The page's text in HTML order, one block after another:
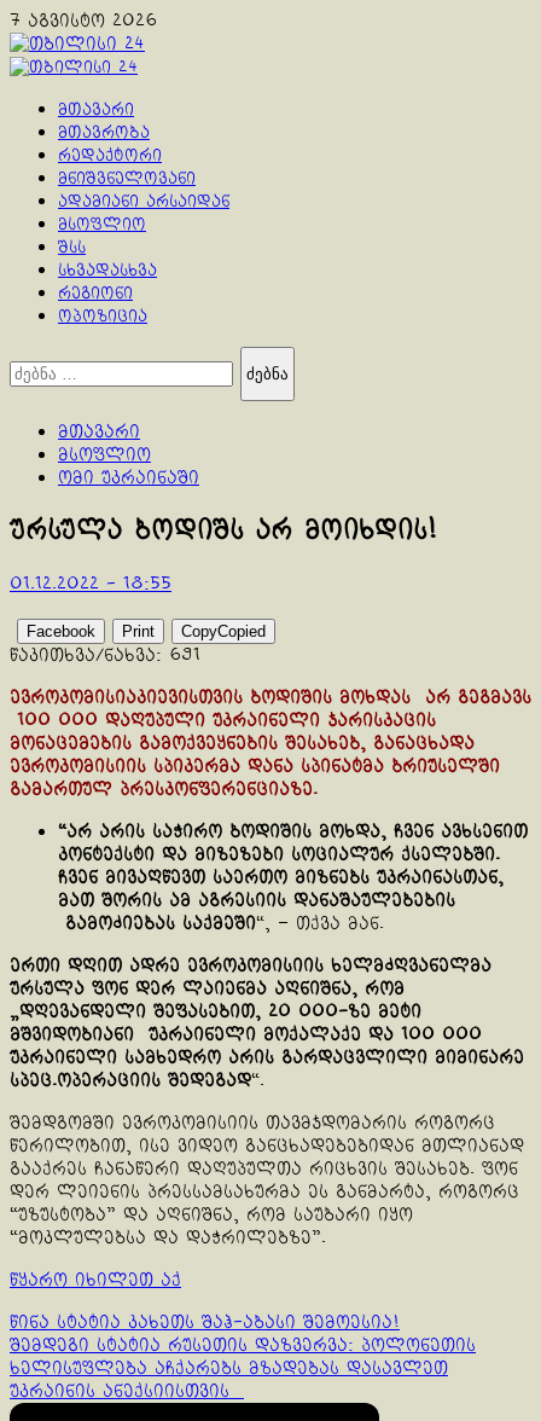
Skip
to
content
7 აგვისტო 2026
Primary
მთავარი
მთავრობა
რედაქტორი
მნიშვნელოვანი
ადამიანი არსაიდან
მსოფლიო
შსს
სხვადასხვა
რეგიონი
ოპოზიცია
ძებნა:
მთავარი
მსოფლიო
ომი უკრაინაში
ურსულა ბოდიშს არ მოიხდის!
01.12.2022 - 18:55
Facebook Print CopyCopied
წაკითხვა/ნახვა: 691
ევროკომისიაკიევისთვის ბოდიშის მოხდას არ გეგმავს
100 000 დაღუპული უკრაინელი ჯარისკაცის
მონაცემების გამოქვეყნების შესახებ, განაცხადა
ევროკომისიის სპიკერმა დანა სპინატმა ბრიუსელში
გამართულ პრესკონფერენციაზე.
“არ არის საჭირო ბოდიშის მოხდა, ჩვენ ავხსენით
კონტექსტი და მიზეზები სოციალურ ქსელებში.
ჩვენ მივაღწევთ საერთო მიზნებს უკრაინასთან,
მათ შორის ამ აგრესიის დანაშაულებების
გამოძიებას საქმეში“, – თქვა მან.
ერთი დღით ადრე ევროკომისიის ხელმძღვანელმა
ურსულა ფონ დერ ლაიენმა აღნიშნა, რომ
„დღევანდელი შეფასებით, 20 000-ზე მეტი
მშვიდობიანი უკრაინელი მოქალაქე და 100 000
უკრაინელი სამხედრო არის გარდაცვლილი მიმინარე
სპეც.ოპერაციის შედეგად“.
შემდგომში ევროკომისიის თავმჯდომარის როგორც
წერილობით, ისე ვიდეო განცხადებებიდან მთლიანად
გააქრეს ჩანაწერი დაღუპულთა რიცხვის შესახებ. ფონ
დერ ლეიენის პრესსამსახურმა ეს განმარტა, როგორც
“უზუსტობა” და აღნიშნა, რომ საუბარი იყო
“მოკლულებსა და დაჭრილებზე”.
წყარო იხილეთ აქ
Continue
Reading
წინა სტატია კახეთს შაჰ-აბასი შემოესია!
შემდეგი სტატია რუსეთის დაზვერვა: პოლონეთის
ხელისუფლება აჩქარებს მზადებას დასავლეთ
უკრაინის ანექსიისთვის